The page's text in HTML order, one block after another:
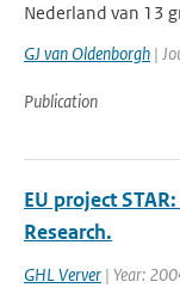
Nederland van 13
GJ van Oldenborgh |
Publication
EU project
Research.
GHL Verver | Year: